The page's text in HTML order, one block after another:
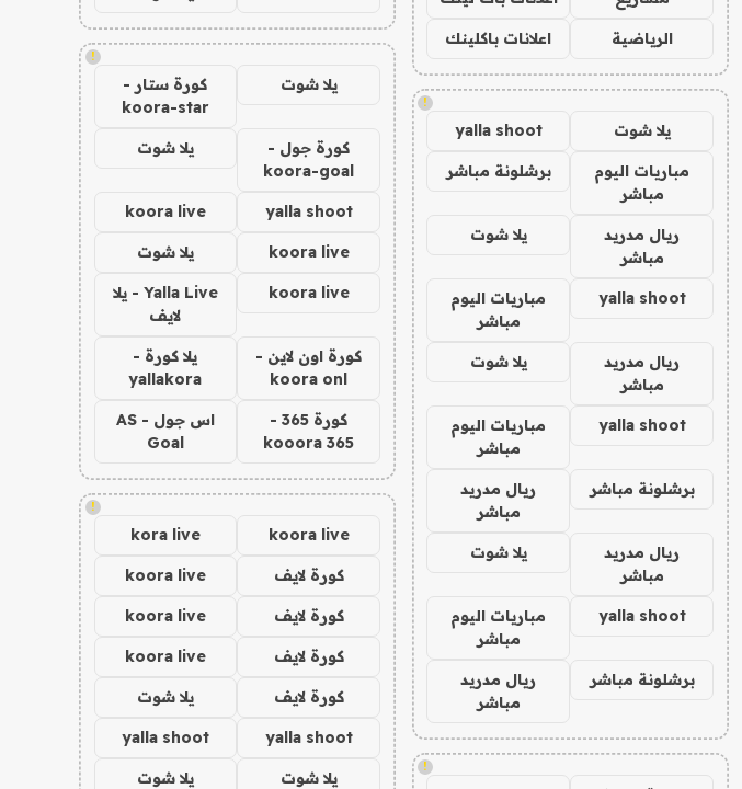
الرياضية اعلانات باكلينك
!
يلا شوت yalla shoot
مباريات اليوم
مباشر
برشلونة مباشر
ريال مدريد
مباشر
يلا شوت
yalla shoot
مباريات اليوم
مباشر
ريال مدريد
مباشر
يلا شوت
yalla shoot
مباريات اليوم
مباشر
برشلونة مباشر
ريال مدريد
مباشر
ريال مدريد
مباشر
يلا شوت
yalla shoot
مباريات اليوم
مباشر
برشلونة مباشر
ريال مدريد
مباشر
!
!
يلا شوت
كورة ستار -
koora-star
كورة جول -
koora-goal
يلا شوت
yalla shoot
koora live
koora live يلا شوت
koora live
Yalla Live - يلا
لايف
كورة اون لاين -
koora onl
يلا كورة -
yallakora
كورة 365 -
kooora 365
اس جول - AS
Goal
!
koora live
kora live
كورة لايف koora live
كورة لايف koora live
كورة لايف koora live
كورة لايف يلا شوت
yalla shoot
yalla shoot
يلا شوت يلا شوت